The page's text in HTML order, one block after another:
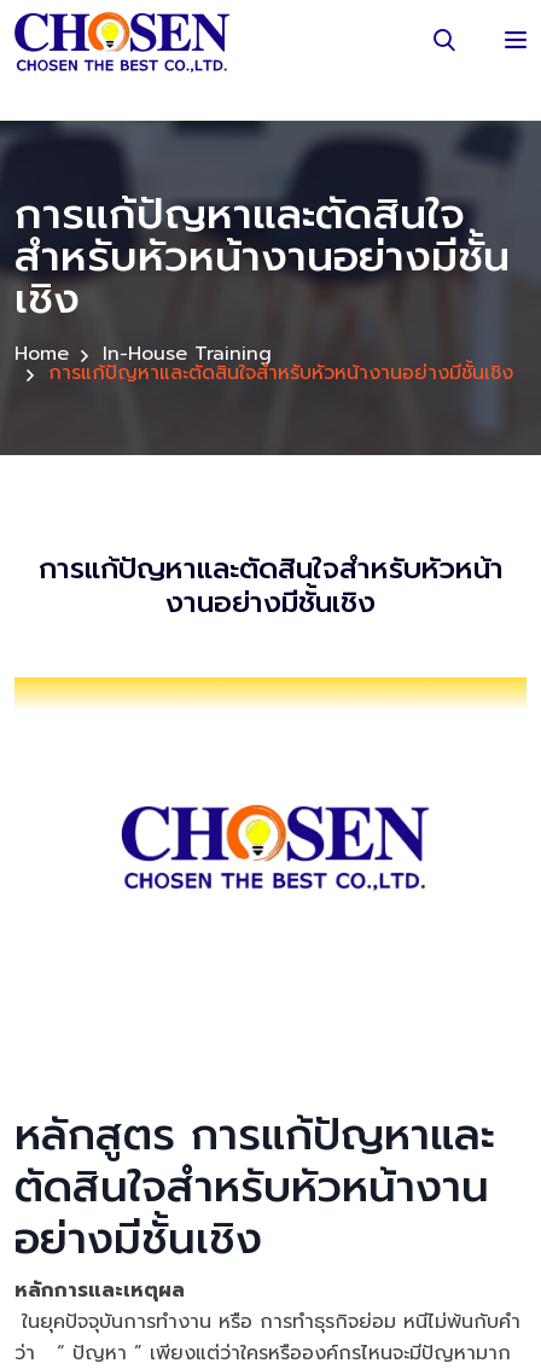
การแก้ปัญหาและตัดสินใจ
สำหรับหัวหน้างานอย่างมีชั้น
เชิง
Home In-House Training
การแก้ปัญหาและตัดสินใจสำหรับหัวหน้างานอย่างมีชั้นเชิง
การแก้ปัญหาและตัดสินใจสำหรับหัวหน้า
งานอย่างมีชั้นเชิง
หลักสูตร การแก้ปัญหาและ
ตัดสินใจสำหรับหัวหน้างาน
อย่างมีชั้นเชิง
หลักการและเหตุผล
ในยุคปัจจุบันการทำงาน หรือ การทำธุรกิจย่อม หนีไม่พ้นกับคำ
ว่า “ ปัญหา ” เพียงแต่ว่าใครหรือองค์กรไหนจะมีปัญหามาก